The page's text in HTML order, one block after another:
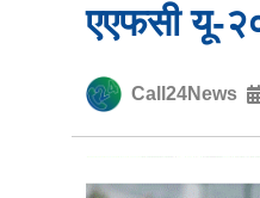
एएफसी यू-
Call24News